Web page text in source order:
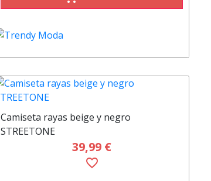
Camiseta rayas beige y negro
STREETONE
39,99 €
favorite_border